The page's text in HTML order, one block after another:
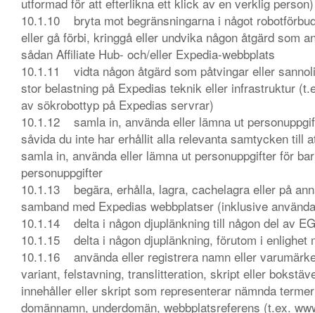
10.1.10 bryta mot begränsningarna i något
eller gå förbi, kringgå eller undvika någon åtgärd som
sådan Affiliate Hub- och/eller Expedia-webbplats
10.1.11 vidta någon åtgärd som påtvingar eller
stor belastning på Expedias teknik eller infrastruktur
av sökrobottyp på Expedias servrar)
10.1.12 samla in, använda eller lämna ut
såvida du inte har erhållit alla relevanta samtycken till
samla in, använda eller lämna ut personuppgifter för
personuppgifter
10.1.13 begära, erhålla, lagra, cachelagra eller på
samband med Expedias webbplatser (inklusive
10.1.14 delta i någon djuplänkning till någon del av
10.1.15 delta i någon djuplänkning, förutom i enlighet
10.1.16 använda eller registrera namn eller
variant, felstavning, translitteration, skript eller
innehåller eller skript som representerar nämnda
domännamn, underdomän, webbplatsreferens (t.ex.